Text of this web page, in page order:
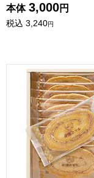
本体 3,000円
税込 3,240円
帝国ホテル アーモ